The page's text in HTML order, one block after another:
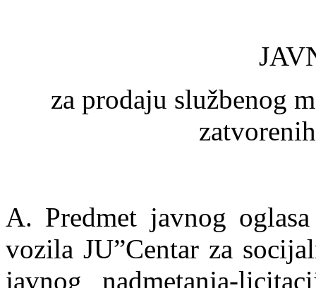
za prodaju službenog
A. Predmet javnog
vozila JU”Centar za
javnog nadmetanja-